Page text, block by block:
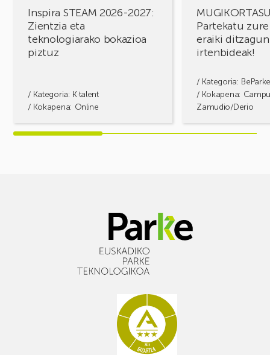
Inspira STEAM 2026-2027:
Zientzia eta
teknologiarako bokazioa
piztuz
/ Kategoria: K·talent
/ Kokapena: Online
Partekatu
eraiki ditzagun
irtenbideak!
/ Kategoria:
/ Kokapena:
Zamudio/Derio